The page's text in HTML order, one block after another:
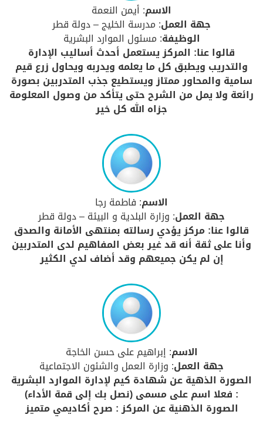
الاسم: أيمن النعمة
جهة العمل: مدرسة الخليج – دولة قطر
الوظيفة: مسئول الموارد البشرية
قالوا عنا: المركز يستعمل أحدث أساليب الإدارة
والتدريب ويطبق كل ما يعلمه ويدربه ويحاول زرع قيم
سامية والمحاور ممتاز ويستطيع جذب المتدربين بصورة
رائعة ولا يمل من الشرح حتى يتأكد من وصول المعلومة
جزاه الله كل خير
الاسم: فاطمة رجا
جهة العمل: وزارة البلدية و البيئة – دولة قطر
قالوا عنا: مركز يؤدي رسالته بمنتهى الأمانة والصدق
وأنا على ثقة أنه قد غير بعض المفاهيم لدى المتدربين
إن لم يكن جميعهم وقد أضاف لدي الكثير
الاسم: إبراهيم على حسن الخاجة
جهة العمل: وزارة العمل والشئون الاجتماعية
الصورة الذهية عن شهادة كيم لإدارة الموارد البشرية
: فعلا اسم على مسمى (نصل بك إلى قمة الأداء)
الصورة الذهنية عن المركز : صرح أكاديمي متميز